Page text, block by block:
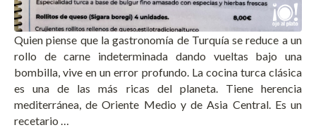
Quien piense que la gastronomía de Turquía se reduce a un
rollo de carne indeterminada dando vueltas bajo una
bombilla, vive en un error profundo. La cocina turca clásica
es una de las más ricas del planeta. Tiene herencia
mediterránea, de Oriente Medio y de Asia Central. Es un
recetario …